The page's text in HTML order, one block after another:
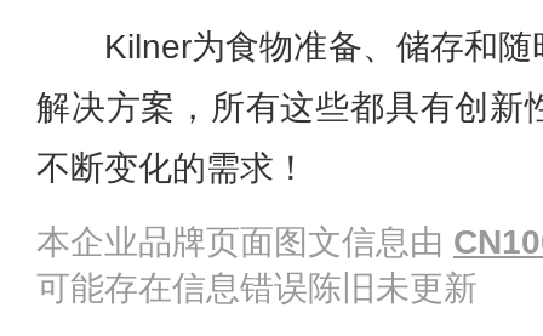
Kilner为食物准备、储存和
解决方案，所有这些都具有创新
不断变化的需求！
本企业品牌页面图文信息由
可能存在信息错误陈旧未更新